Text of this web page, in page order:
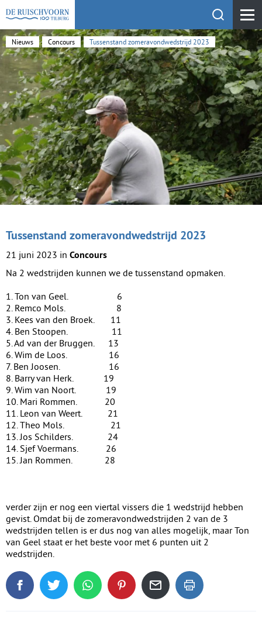
KEHV de Ruischvoorn Toon
Nieuws Concours Tussenstand zomeravondwedstrijd 2023
Tussenstand zomeravondwedstrijd 2023
21 juni 2023 in Concours
Na 2 wedstrijden kunnen we de tussenstand opmaken.
1. Ton van Geel. 6
2. Remco Mols. 8
3. Kees van den Broek. 11
4. Ben Stoopen. 11
5. Ad van der Bruggen. 13
6. Wim de Loos. 16
7. Ben Joosen. 16
8. Barry van Herk. 19
9. Wim van Noort. 19
10. Mari Rommen. 20
11. Leon van Weert. 21
12. Theo Mols. 21
13. Jos Schilders. 24
14. Sjef Voermans. 26
15. Jan Rommen. 28
verder zijn er nog een viertal vissers die 1 wedstrijd hebben
gevist. Omdat bij de zomeravondwedstrijden 2 van de 3
wedstrijden tellen is er dus nog van alles mogelijk, maar Ton
van Geel staat er het beste voor met 6 punten uit 2
wedstrijden.
Deel dit blogartikel op Facebook
Tweet dit blogartikel op Twitter
Deel dit blogartikel via WhatsApp
Deel dit blogartikel op Pinterest
Deel dit blogartikel via de
Dit blogartikel